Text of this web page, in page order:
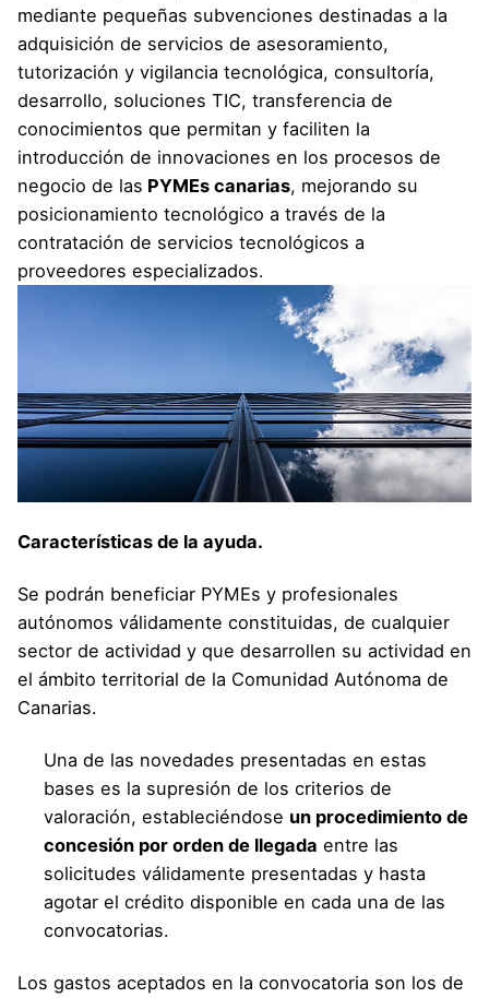
mediante pequeñas subvenciones destinadas a la
adquisición de servicios de asesoramiento,
tutorización y vigilancia tecnológica, consultoría,
desarrollo, soluciones TIC, transferencia de
conocimientos que permitan y faciliten la
introducción de innovaciones en los procesos de
negocio de las PYMEs canarias, mejorando su
posicionamiento tecnológico a través de la
contratación de servicios tecnológicos a
proveedores especializados.
Características de la ayuda.
Se podrán beneficiar PYMEs y profesionales
autónomos válidamente constituidas, de cualquier
sector de actividad y que desarrollen su actividad en
el ámbito territorial de la Comunidad Autónoma de
Canarias.
Una de las novedades presentadas en estas
bases es la supresión de los criterios de
valoración, estableciéndose un procedimiento de
concesión por orden de llegada entre las
solicitudes válidamente presentadas y hasta
agotar el crédito disponible en cada una de las
convocatorias.
Los gastos aceptados en la convocatoria son los de